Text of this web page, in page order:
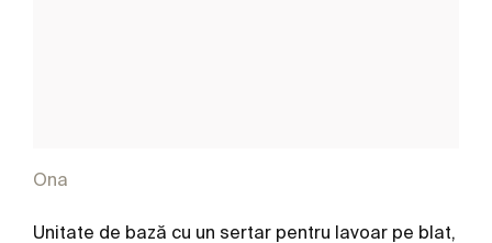
Ona
Unitate de bază cu un sertar pentru lavoar pe blat,